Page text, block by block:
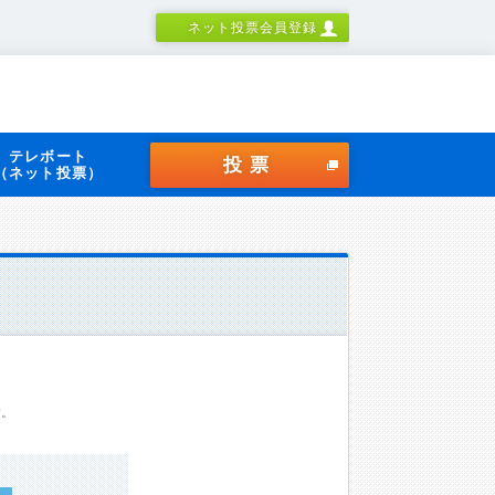
ネット投票会員登録
テレボート
（ネット投票）
投票